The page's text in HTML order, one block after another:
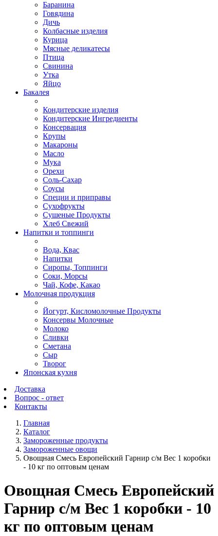
Баранина
Говядина
Дичь
Колбасные изделия
Курица
Мясные деликатесы
Птица
Свинина
Утка
Яйцо
Бакалея
Кондитерские изделия
Кондитерские Ингредиенты
Консервация
Крупы
Макароны
Масло
Мука
Орехи
Соль-Сахар
Соусы
Специи и приправы
Сухофрукты
Сушеные Продукты
Хлеб Свежий
Напитки и топпинги
Вода, Квас
Напитки
Сиропы, Топпинги
Соки, Морсы
Чай, Кофе, Какао
Молочная продукция
Йогурт, Кисломолочные Продукты
Консервы Молочные
Молоко
Сливки
Сметана
Сыр
Творог
Японская кухня
Доставка
Вопрос - ответ
Контакты
Главная
Каталог
Замороженные продукты
Замороженные овощи
Овощная Смесь Европейский Гарнир с/м Вес 1 коробки
- 10 кг по оптовым ценам
Овощная Смесь Европейский
Гарнир с/м Вес 1 коробки - 10
кг по оптовым ценам